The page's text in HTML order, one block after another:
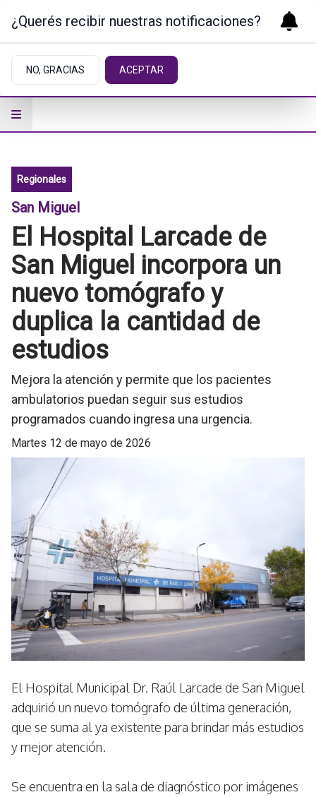
Regionales
San Miguel
El Hospital Larcade de
San Miguel incorpora un
nuevo tomógrafo y
duplica la cantidad de
estudios
Mejora la atención y permite que los pacientes
ambulatorios puedan seguir sus estudios
programados cuando ingresa una urgencia.
martes 12 de mayo de 2026
El Hospital Municipal Dr. Raúl Larcade de San Miguel
adquirió un nuevo tomógrafo de última generación,
que se suma al ya existente para brindar más estudios
y mejor atención.
Se encuentra en la sala de diagnóstico por imágenes
¿Querés recibir nuestras notificaciones?
NO, GRACIAS ACEPTAR